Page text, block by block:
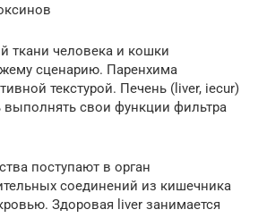
ткани человека и кошки
сценарию. Паренхима
текстурой. Печень (liver, iecur)
выполнять свои функции фильтра
поступают в орган
соединений из кишечника
Здоровая liver занимается